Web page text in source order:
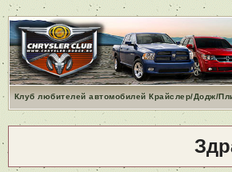
Клуб любителей автомобилей Крайслер/Додж/